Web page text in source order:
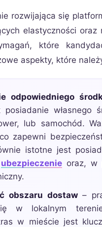
rozwijająca się
elastyczności
które
aspekty, które
odpowiedniego
posiadanie własnego
lub samochód.
zapewni
istotne jest
ubezpieczenieoraz, w
obszaru dostaw–
w lokalnym
w mieście jest